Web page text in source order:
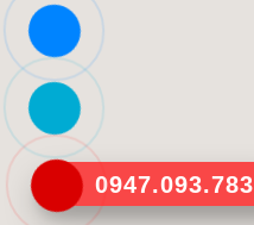
0947.093.783